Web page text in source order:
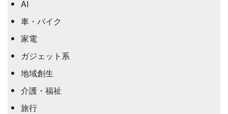
AI
車・バイク
家電
ガジェット系
地域創生
介護・福祉
旅行